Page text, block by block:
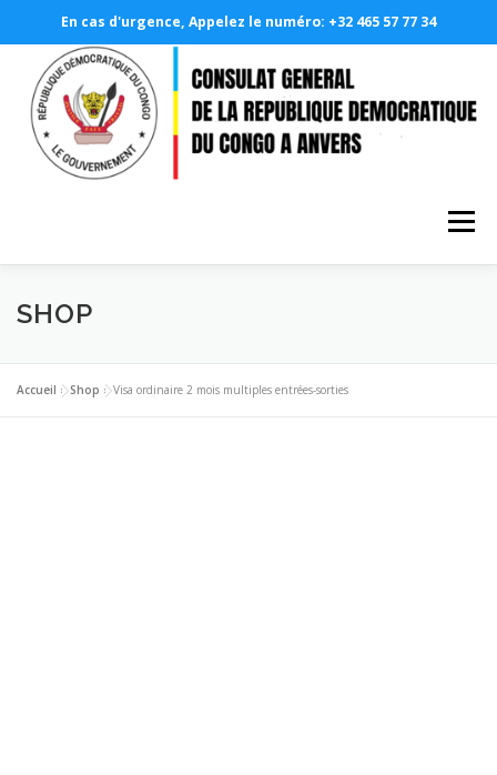
En cas d'urgence, Appelez le numéro: +32 465 57 77 34
contenu
Menu
A PROPOS
NOS SERVICES CONSULAIRES PHOTOTHÈQUE
SHOP
Accueil »Shop »Visa ordinaire 2 mois multiples entrées-sorties